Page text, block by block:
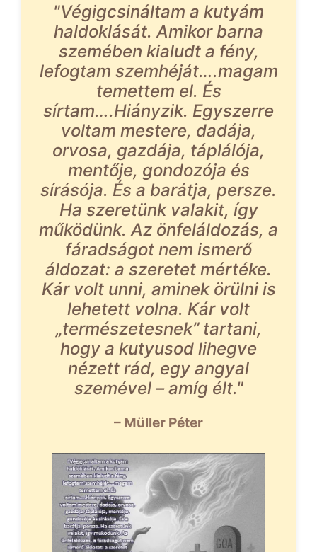
"Végigcsináltam a kutyám
haldoklását. Amikor barna
szemében kialudt a fény,
lefogtam szemhéját….magam
temettem el. És
sírtam….Hiányzik. Egyszerre
voltam mestere, dadája,
orvosa, gazdája, táplálója,
mentője, gondozója és
sírásója. És a barátja, persze.
Ha szeretünk valakit, így
működünk. Az önfeláldozás, a
fáradságot nem ismerő
áldozat: a szeretet mértéke.
Kár volt unni, aminek örülni is
lehetett volna. Kár volt
„természetesnek” tartani,
hogy a kutyusod lihegve
nézett rád, egy angyal
szemével – amíg élt."
– Müller Péter